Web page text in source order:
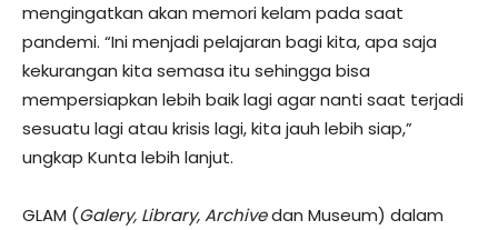
mengingatkan akan memori kelam pada saat
pandemi. “Ini menjadi pelajaran bagi kita, apa saja
kekurangan kita semasa itu sehingga bisa
mempersiapkan lebih baik lagi agar nanti saat terjadi
sesuatu lagi atau krisis lagi, kita jauh lebih siap,”
ungkap Kunta lebih lanjut.
GLAM (Galery, Library, Archivedan Museum) dalam